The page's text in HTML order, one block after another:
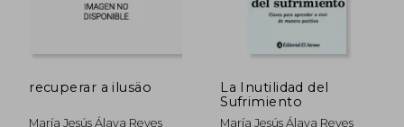
5%
recuperar a ilusäo
María Jesús Álava Reyes
La Inutilidad del
Sufrimiento
María Jesús Álava Reyes